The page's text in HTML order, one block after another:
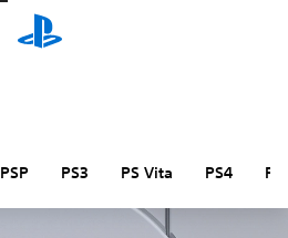
PSP PS3 PS Vita PS4 PS